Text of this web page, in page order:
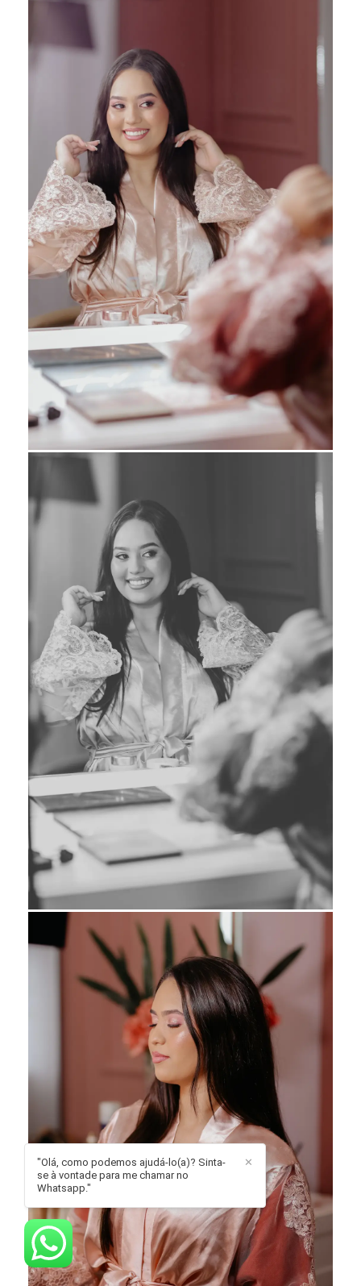
✕
"Olá, como podemos ajudá-lo(a)? Sinta-
se à vontade para me chamar no
Whatsapp."